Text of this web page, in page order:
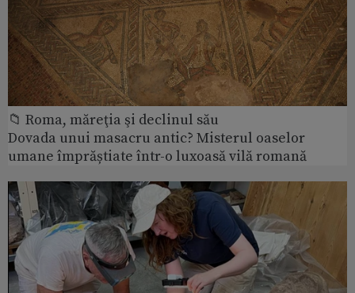
📁 Roma, măreţia şi declinul său
Dovada unui masacru antic? Misterul oaselor
umane împrăștiate într-o luxoasă vilă romană